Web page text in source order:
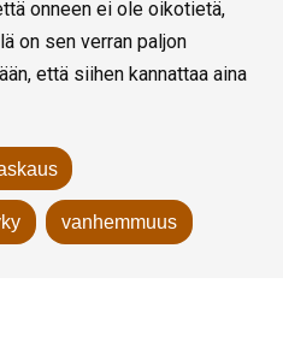
onneen ei ole oikotietä,
on sen verran paljon
että siihen kannattaa aina
vanhemmuus